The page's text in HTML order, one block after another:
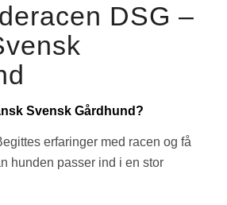
DSG –
Svensk Gårdhund?
erfaringer med racen og få
hunden passer ind i en stor